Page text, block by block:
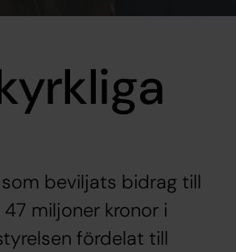
beviljats bidrag till
miljoner kronor i
fördelat till